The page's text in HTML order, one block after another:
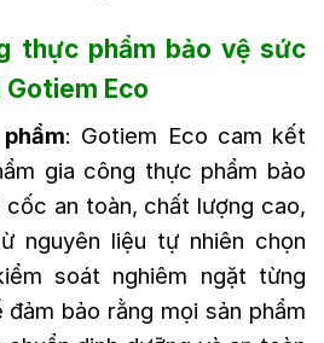
thực phẩm bảo vệ sức
Eco
: Gotiem Eco cam kết
gia công thực phẩm bảo
an toàn, chất lượng cao,
nguyên liệu tự nhiên chọn
soát nghiêm ngặt từng
đảm bảo rằng mọi sản phẩm